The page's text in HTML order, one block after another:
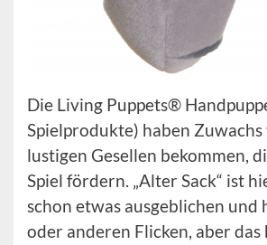
Die Living Puppets®
Spielprodukte) haben
lustigen Gesellen bekommen,
Spiel fördern. „Alter Sack“ ist
schon etwas ausgeblichen und
oder anderen Flicken, aber